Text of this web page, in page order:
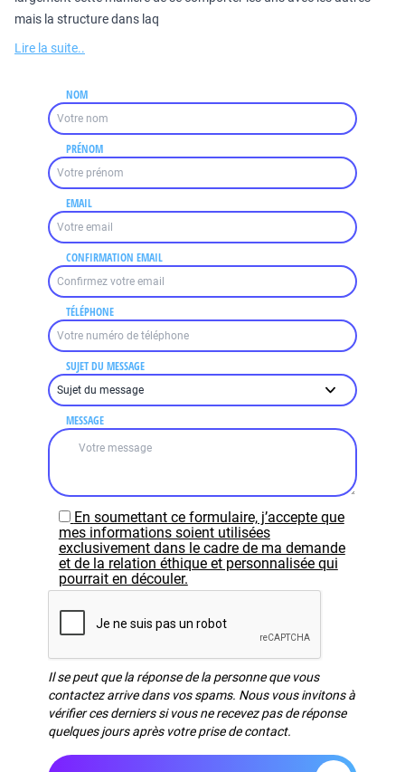
mais la structure dans laq
Lire la suite..
NOM
PRÉNOM
EMAIL
CONFIRMATION EMAIL
TÉLÉPHONE
SUJET DU MESSAGE
MESSAGE
En soumettant ce formulaire, j’accepte que
mes informations soient utilisées
exclusivement dans le cadre de ma demande
et de la relation éthique et personnalisée qui
pourrait en découler.
Il se peut que la réponse de la personne que vous
contactez arrive dans vos spams. Nous vous invitons à
vérifier ces derniers si vous ne recevez pas de réponse
quelques jours après votre prise de contact.